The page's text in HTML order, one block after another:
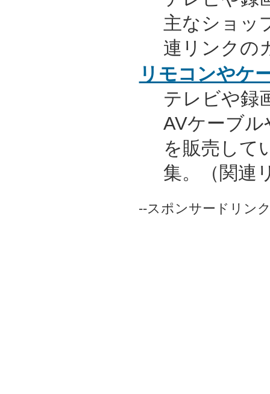
主なショッ
連リンクの
リモコンやケ
テレビや録
AVケーブ
を販売して
集。（関連
--スポンサードリン